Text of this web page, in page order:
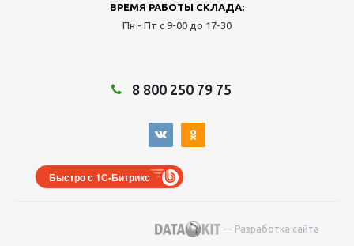
ВРЕМЯ РАБОТЫ СКЛАДА:
Пн - Пт с 9-00 до 17-30
8 800 250 79 75
Быстро с 1С-Битрикс
— Разработка сайта